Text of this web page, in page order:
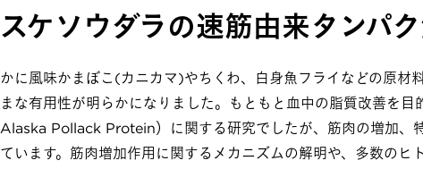
スケソウダラの速筋由来タンパ
かに風味かまぼこ(カニカマ)やちくわ、白身魚フライなどの原材
まな有用性が明らかになりました。もともと血中の脂質改善を
Alaska Pollack Protein）に関する研究でしたが、筋肉の増加、
ています。筋肉増加作用に関するメカニズムの解明や、多数の